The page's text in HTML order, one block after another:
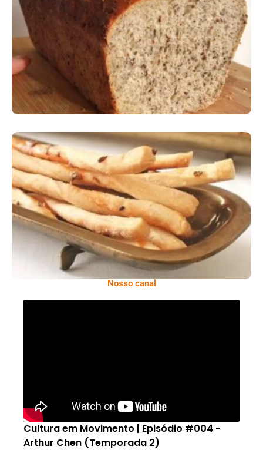
Comer Bem: Pão Low Carb
Comer Bem: Palitinhos De Cebola E Salsa
Nosso canal
Cultura em Movimento | Episódio #004 -
Arthur Chen (Temporada 2)